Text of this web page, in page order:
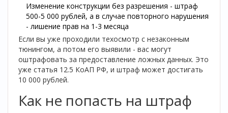
Изменение конструкции без разрешения - штраф
500-5 000 рублей, а в случае повторного нарушения
- лишение прав на 1-3 месяца
Если вы уже проходили техосмотр с незаконным
тюнингом, а потом его выявили - вас могут
оштрафовать за предоставление ложных данных. Это
уже статья 12.5 КоАП РФ, и штраф может достигать
10 000 рублей.
Как не попасть на штраф